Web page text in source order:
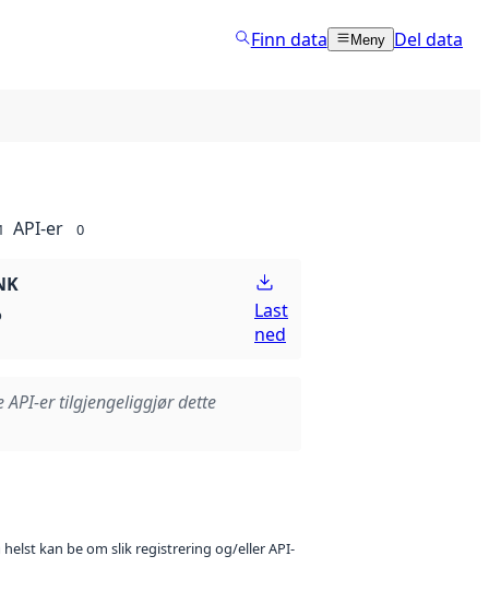
Finn data Meny Del data
API-er 0
Last
ned
API-er tilgjengeliggjør dette
kan be om slik registrering og/eller API-